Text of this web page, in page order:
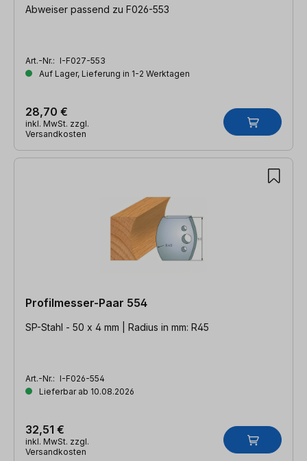
Abweiser passend zu F026-553
Art.-Nr.: I-F027-553
Auf Lager, Lieferung in 1-2 Werktagen
28,70 €
inkl. MwSt. zzgl.
Versandkosten
Profilmesser-Paar 554
SP-Stahl - 50 x 4 mm | Radius in mm: R45
Art.-Nr.: I-F026-554
Lieferbar ab 10.08.2026
32,51 €
inkl. MwSt. zzgl.
Versandkosten